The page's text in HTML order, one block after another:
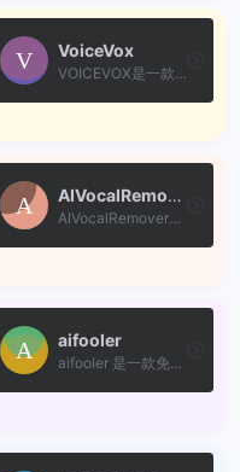
VoiceVox
VOICEVOX是一款免费开源的日...
AIVocalRemover
AIVocalRemover是一款专为音...
aifooler
aifooler 是一款免费的 AI 人...